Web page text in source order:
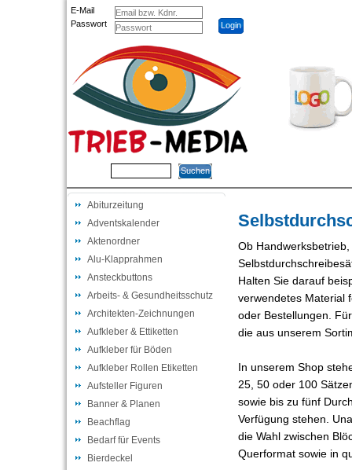
E-Mail
Passwort
Abiturzeitung
Adventskalender
Aktenordner
Alu-Klapprahmen
Ansteckbuttons
Arbeits- & Gesundheitsschutz
Architekten-Zeichnungen
Aufkleber & Ettiketten
Aufkleber für Böden
Aufkleber Rollen Etiketten
Aufsteller Figuren
Banner & Planen
Beachflag
Bedarf für Events
Bierdeckel
Ob
Halten Sie darauf
verwendetes Material
oder Bestellungen.
die aus unserem
In unserem Shop
25, 50 oder 100
sowie bis zu fünf
Verfügung stehen.
die Wahl zwischen
Querformat sowie in